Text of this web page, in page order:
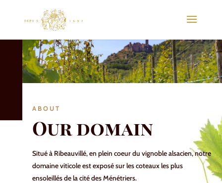
ABOUT
Our domain
Situé à Ribeauvillé, en plein coeur du vignoble alsacien, notre
domaine viticole est exposé sur les coteaux les plus
ensoleillés de la cité des Ménétriers.